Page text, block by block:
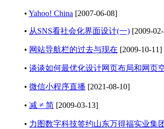
• Yahoo! China [2007-06-08]
• 从SNS看社会化界面设计(一) [2009-
• 网站导航栏的过去与现在 [2009-10-11]
• 谈谈如何最优化设计网页布局和网页
• 微信小程序直播 [2021-08-10]
• 减 ≠ 简 [2009-03-13]
• 力图数字科技签约山东万得福实业集